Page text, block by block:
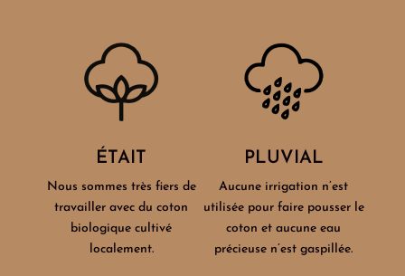
ÉTAIT
Nous sommes très fiers de
travailler avec du coton
biologique cultivé
localement.
PLUVIAL
Aucune irrigation n’est
utilisée pour faire pousser le
coton et aucune eau
précieuse n’est gaspillée.